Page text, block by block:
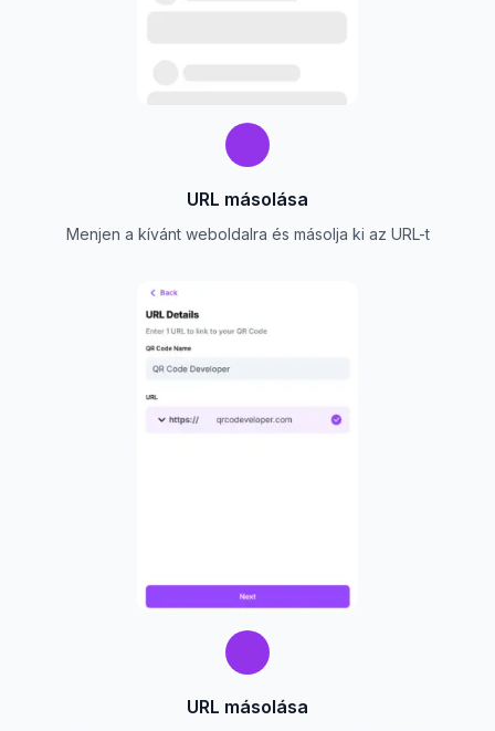
URL másolása
Menjen a kívánt weboldalra és másolja ki az URL-t
URL másolása